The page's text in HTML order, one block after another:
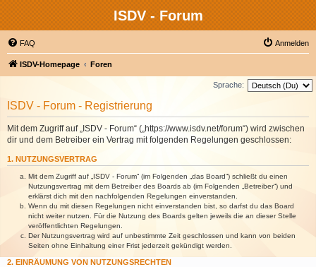
ISDV - Forum
FAQ Anmelden
ISDV-Homepage Foren
Sprache:
ISDV - Forum - Registrierung
Mit dem Zugriff auf „ISDV - Forum“ („https://www.isdv.net/forum“) wird zwischen
dir und dem Betreiber ein Vertrag mit folgenden Regelungen geschlossen:
1. NUTZUNGSVERTRAG
Mit dem Zugriff auf „ISDV - Forum“ (im Folgenden „das Board“) schließt du einen
Nutzungsvertrag mit dem Betreiber des Boards ab (im Folgenden „Betreiber“) und
erklärst dich mit den nachfolgenden Regelungen einverstanden.
Wenn du mit diesen Regelungen nicht einverstanden bist, so darfst du das Board
nicht weiter nutzen. Für die Nutzung des Boards gelten jeweils die an dieser Stelle
veröffentlichten Regelungen.
Der Nutzungsvertrag wird auf unbestimmte Zeit geschlossen und kann von beiden
Seiten ohne Einhaltung einer Frist jederzeit gekündigt werden.
2. EINRÄUMUNG VON NUTZUNGSRECHTEN